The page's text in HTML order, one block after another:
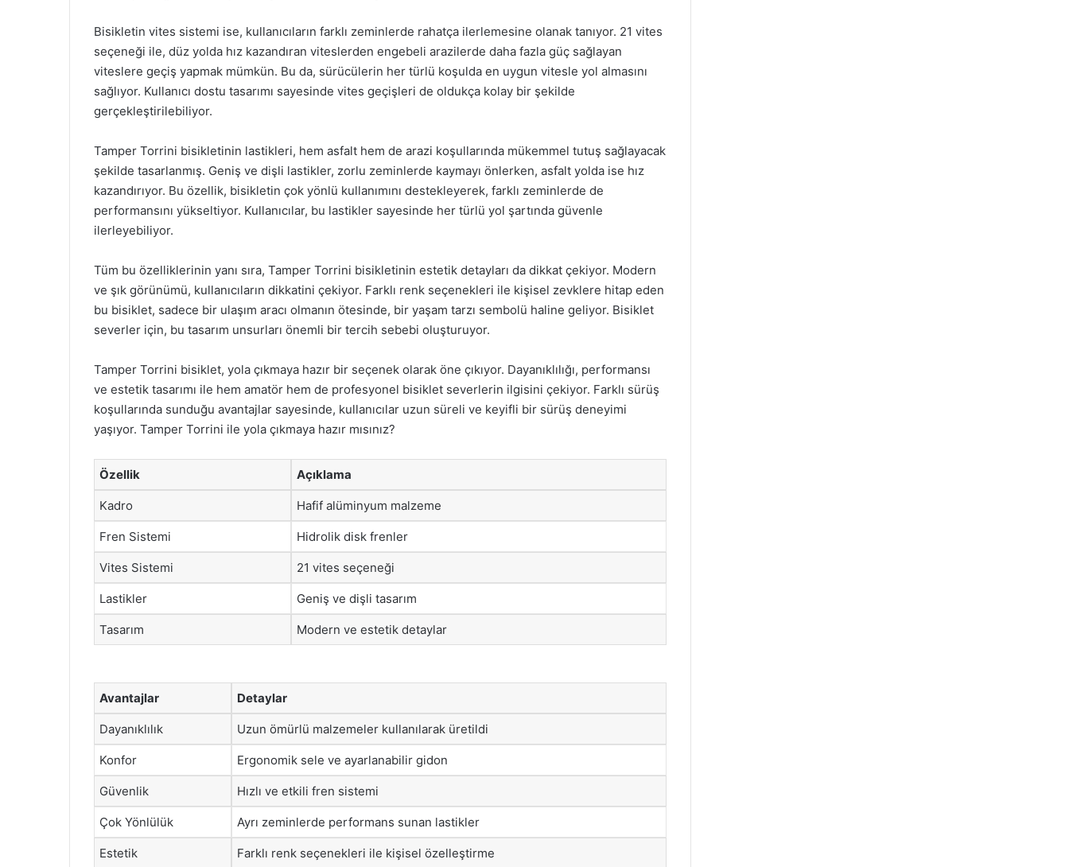
Bisikletin vites sistemi ise, kullanıcıların farklı zeminlerde rahatça ilerlemesine olanak tanıyor. 21 vites
seçeneği ile, düz yolda hız kazandıran viteslerden engebeli arazilerde daha fazla güç sağlayan
viteslere geçiş yapmak mümkün. Bu da, sürücülerin her türlü koşulda en uygun vitesle yol almasını
sağlıyor. Kullanıcı dostu tasarımı sayesinde vites geçişleri de oldukça kolay bir şekilde
gerçekleştirilebiliyor.
Tamper Torrini bisikletinin lastikleri, hem asfalt hem de arazi koşullarında mükemmel tutuş sağlayacak
şekilde tasarlanmış. Geniş ve dişli lastikler, zorlu zeminlerde kaymayı önlerken, asfalt yolda ise hız
kazandırıyor. Bu özellik, bisikletin çok yönlü kullanımını destekleyerek, farklı zeminlerde de
performansını yükseltiyor. Kullanıcılar, bu lastikler sayesinde her türlü yol şartında güvenle
ilerleyebiliyor.
Tüm bu özelliklerinin yanı sıra, Tamper Torrini bisikletinin estetik detayları da dikkat çekiyor. Modern
ve şık görünümü, kullanıcıların dikkatini çekiyor. Farklı renk seçenekleri ile kişisel zevklere hitap eden
bu bisiklet, sadece bir ulaşım aracı olmanın ötesinde, bir yaşam tarzı sembolü haline geliyor. Bisiklet
severler için, bu tasarım unsurları önemli bir tercih sebebi oluşturuyor.
Tamper Torrini bisiklet, yola çıkmaya hazır bir seçenek olarak öne çıkıyor. Dayanıklılığı, performansı
ve estetik tasarımı ile hem amatör hem de profesyonel bisiklet severlerin ilgisini çekiyor. Farklı sürüş
koşullarında sunduğu avantajlar sayesinde, kullanıcılar uzun süreli ve keyifli bir sürüş deneyimi
yaşıyor. Tamper Torrini ile yola çıkmaya hazır mısınız?
Özellik Açıklama
Kadro Hafif alüminyum malzeme
Fren Sistemi Hidrolik disk frenler
Vites Sistemi 21 vites seçeneği
Lastikler Geniş ve dişli tasarım
Tasarım Modern ve estetik detaylar
Avantajlar Detaylar
Dayanıklılık Uzun ömürlü malzemeler kullanılarak üretildi
Konfor Ergonomik sele ve ayarlanabilir gidon
Güvenlik Hızlı ve etkili fren sistemi
Çok Yönlülük Ayrı zeminlerde performans sunan lastikler
Estetik Farklı renk seçenekleri ile kişisel özelleştirme